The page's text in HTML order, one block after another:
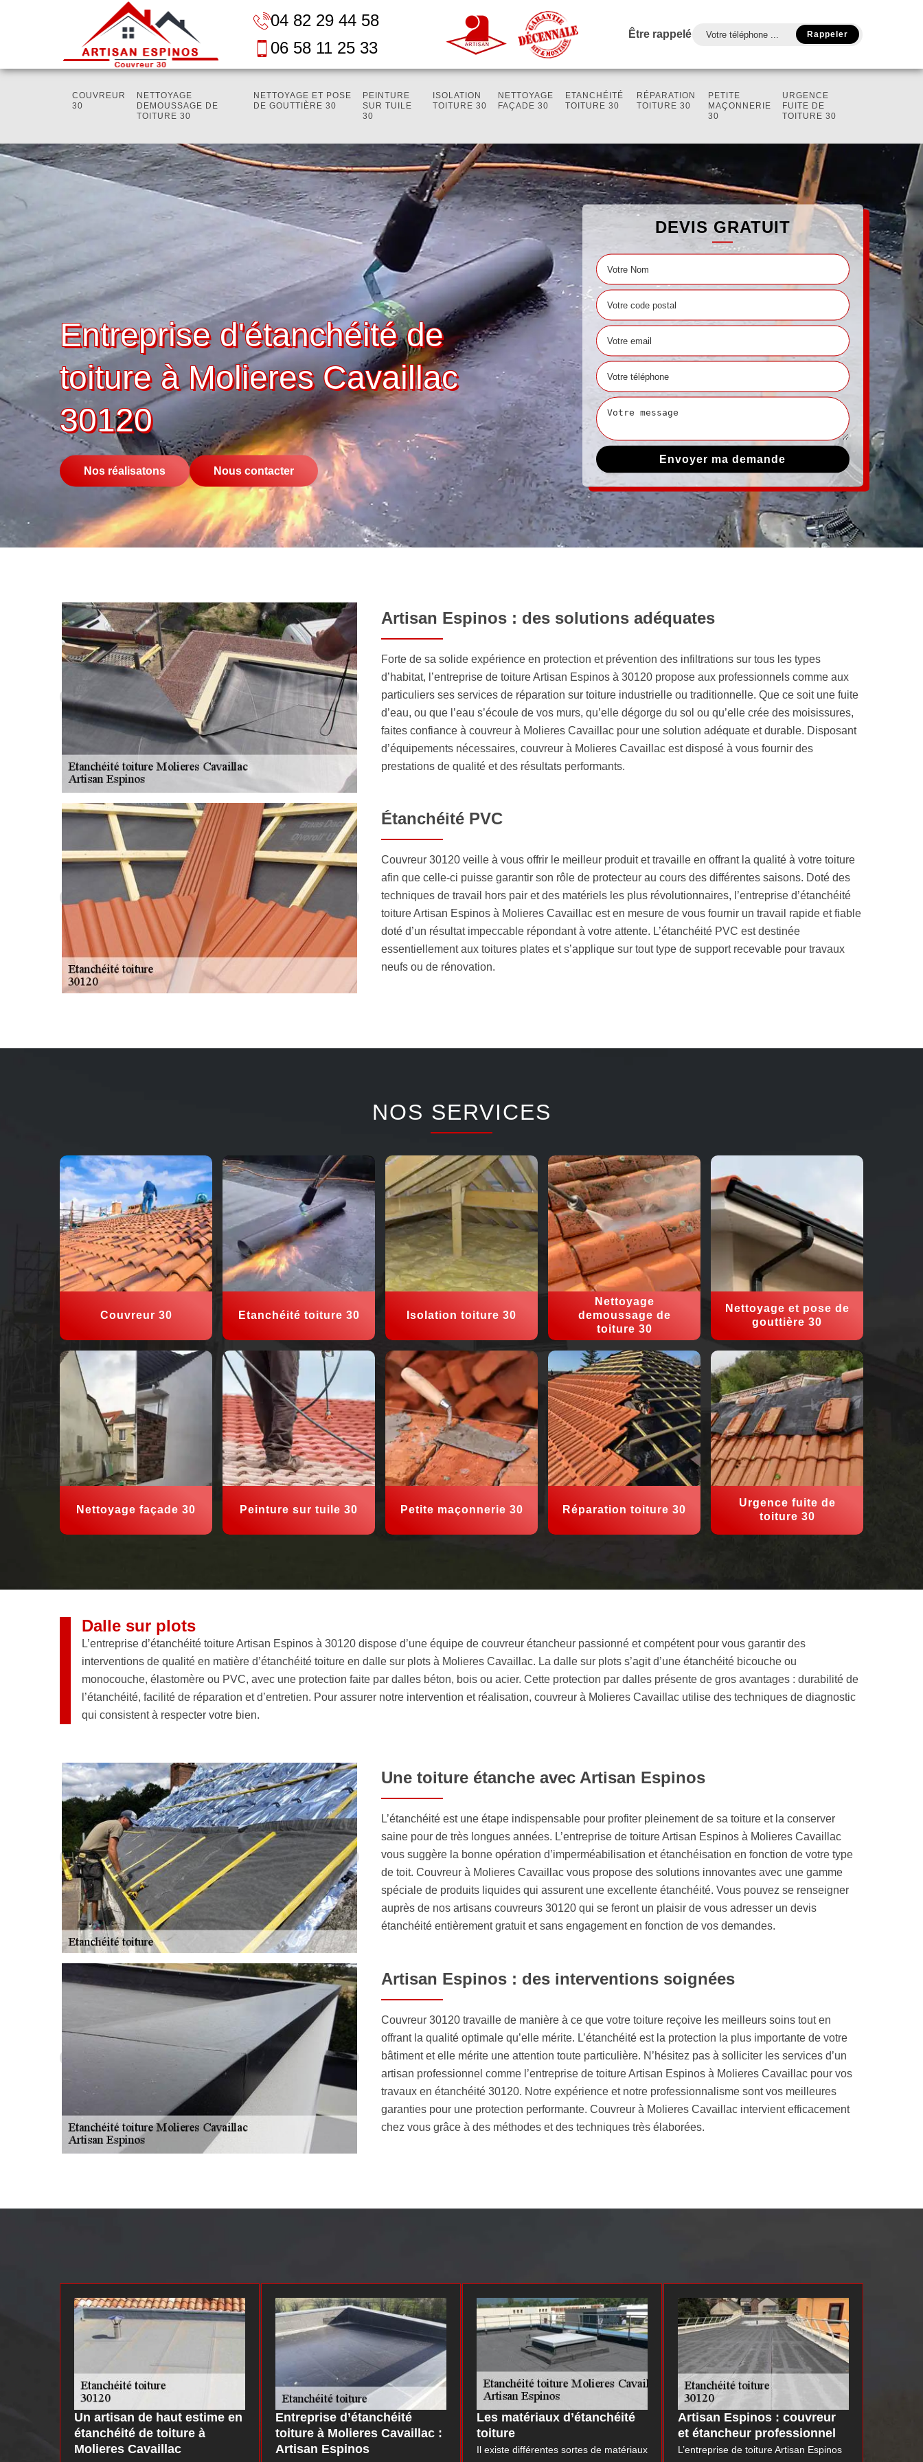
04 82 29 44 58
06 58 11 25 33
Être rappelé
COUVREUR
30
NETTOYAGE
DEMOUSSAGE DE
TOITURE 30
NETTOYAGE ET POSE
DE GOUTTIÈRE 30
PEINTURE
SUR TUILE
30
ISOLATION
TOITURE 30
NETTOYAGE
FAÇADE 30
ETANCHÉITÉ
TOITURE 30
RÉPARATION
TOITURE 30
PETITE
MAÇONNERIE
30
URGENCE
FUITE DE
TOITURE 30
Entreprise d'étanchéité de
toiture à Molieres Cavaillac
30120
Nos réalisatons Nous contacter
DEVIS GRATUIT
Artisan Espinos : des solutions adéquates
Forte de sa solide expérience en protection et prévention des infiltrations sur tous les types
d’habitat, l’entreprise de toiture Artisan Espinos à 30120 propose aux professionnels comme aux
particuliers ses services de réparation sur toiture industrielle ou traditionnelle. Que ce soit une fuite
d’eau, ou que l’eau s’écoule de vos murs, qu’elle dégorge du sol ou qu’elle crée des moisissures,
faites confiance à couvreur à Molieres Cavaillac pour une solution adéquate et durable. Disposant
d’équipements nécessaires, couvreur à Molieres Cavaillac est disposé à vous fournir des
prestations de qualité et des résultats performants.
Étanchéité PVC
Couvreur 30120 veille à vous offrir le meilleur produit et travaille en offrant la qualité à votre toiture
afin que celle-ci puisse garantir son rôle de protecteur au cours des différentes saisons. Doté des
techniques de travail hors pair et des matériels les plus révolutionnaires, l’entreprise d’étanchéité
toiture Artisan Espinos à Molieres Cavaillac est en mesure de vous fournir un travail rapide et fiable
doté d’un résultat impeccable répondant à votre attente. L’étanchéité PVC est destinée
essentiellement aux toitures plates et s’applique sur tout type de support recevable pour travaux
neufs ou de rénovation.
NOS SERVICES
Couvreur 30 Etanchéité toiture 30 Isolation toiture 30
Nettoyage
demoussage de
toiture 30
Nettoyage et pose de
gouttière 30
Nettoyage façade 30 Peinture sur tuile 30 Petite maçonnerie 30 Réparation toiture 30
Urgence fuite de
toiture 30
Dalle sur plots
L’entreprise d’étanchéité toiture Artisan Espinos à 30120 dispose d’une équipe de couvreur étancheur passionné et compétent pour vous garantir des
interventions de qualité en matière d’étanchéité toiture en dalle sur plots à Molieres Cavaillac. La dalle sur plots s’agit d’une étanchéité bicouche ou
monocouche, élastomère ou PVC, avec une protection faite par dalles béton, bois ou acier. Cette protection par dalles présente de gros avantages : durabilité de
l’étanchéité, facilité de réparation et d’entretien. Pour assurer notre intervention et réalisation, couvreur à Molieres Cavaillac utilise des techniques de diagnostic
qui consistent à respecter votre bien.
Une toiture étanche avec Artisan Espinos
L’étanchéité est une étape indispensable pour profiter pleinement de sa toiture et la conserver
saine pour de très longues années. L’entreprise de toiture Artisan Espinos à Molieres Cavaillac
vous suggère la bonne opération d’imperméabilisation et étanchéisation en fonction de votre type
de toit. Couvreur à Molieres Cavaillac vous propose des solutions innovantes avec une gamme
spéciale de produits liquides qui assurent une excellente étanchéité. Vous pouvez se renseigner
auprès de nos artisans couvreurs 30120 qui se feront un plaisir de vous adresser un devis
étanchéité entièrement gratuit et sans engagement en fonction de vos demandes.
Artisan Espinos : des interventions soignées
Couvreur 30120 travaille de manière à ce que votre toiture reçoive les meilleurs soins tout en
offrant la qualité optimale qu’elle mérite. L’étanchéité est la protection la plus importante de votre
bâtiment et elle mérite une attention toute particulière. N’hésitez pas à solliciter les services d’un
artisan professionnel comme l’entreprise de toiture Artisan Espinos à Molieres Cavaillac pour vos
travaux en étanchéité 30120. Notre expérience et notre professionnalisme sont vos meilleures
garanties pour une protection performante. Couvreur à Molieres Cavaillac intervient efficacement
chez vous grâce à des méthodes et des techniques très élaborées.
Un artisan de haut estime en
étanchéité de toiture à
Molieres Cavaillac
Entreprise d’étanchéité
toiture à Molieres Cavaillac :
Artisan Espinos
Les matériaux d’étanchéité
toiture
Il existe différentes sortes de matériaux
Artisan Espinos : couvreur
et étancheur professionnel
L’entreprise de toiture Artisan Espinos